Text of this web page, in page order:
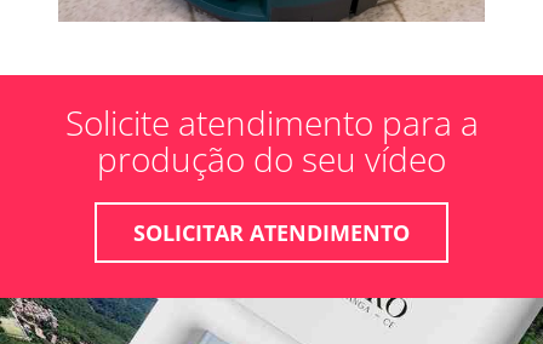
Solicite atendimento para a
produção do seu vídeo
SOLICITAR ATENDIMENTO